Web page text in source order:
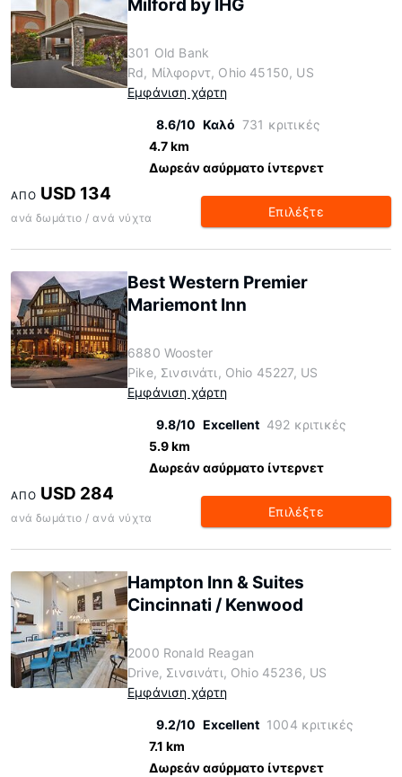
Milford by IHG
301 Old Bank
Rd, Μίλφορντ, Ohio 45150, US
Εμφάνιση χάρτη
8.6/10 Καλό 731 κριτικές
4.7 km
Δωρεάν ασύρματο ίντερνετ
ΑΠΌ USD 134
ανά δωμάτιο / ανά νύχτα Επιλέξτε
Best Western Premier
Mariemont Inn
6880 Wooster
Pike, Σινσινάτι, Ohio 45227, US
Εμφάνιση χάρτη
9.8/10 Excellent 492 κριτικές
5.9 km
Δωρεάν ασύρματο ίντερνετ
ΑΠΌ USD 284
ανά δωμάτιο / ανά νύχτα Επιλέξτε
Hampton Inn & Suites
Cincinnati / Kenwood
2000 Ronald Reagan
Drive, Σινσινάτι, Ohio 45236, US
Εμφάνιση χάρτη
9.2/10 Excellent 1004 κριτικές
7.1 km
Δωρεάν ασύρματο ίντερνετ